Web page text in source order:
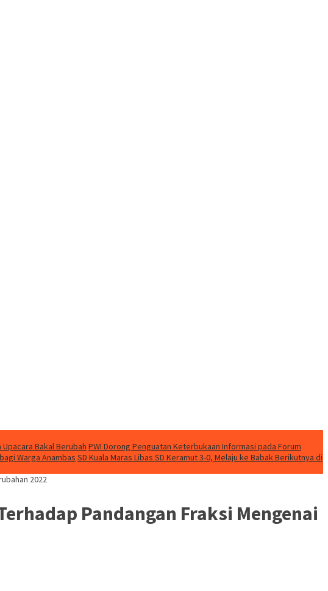
Bakal Berubah PWI Dorong Penguatan Keterbukaan Informasi pada Forum
Warga Anambas SD Kuala Maras Libas SD Keramut 3-0, Melaju ke Babak Berikutnya di
2022
Pandangan Fraksi Mengenai